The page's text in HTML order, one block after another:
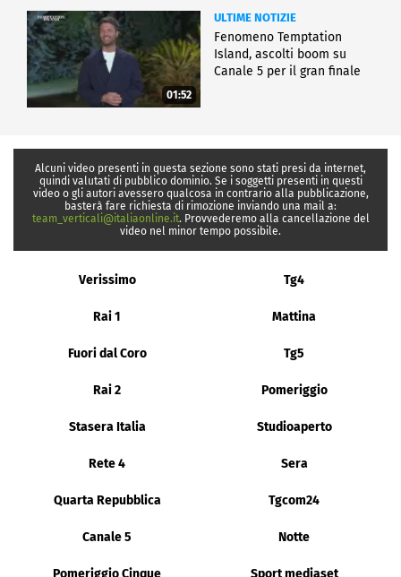
01:52
ULTIME NOTIZIE
Fenomeno Temptation
Island, ascolti boom su
Canale 5 per il gran finale
Alcuni video presenti in questa sezione sono stati presi da internet,
quindi valutati di pubblico dominio. Se i soggetti presenti in questi
video o gli autori avessero qualcosa in contrario alla pubblicazione,
basterà fare richiesta di rimozione inviando una mail a:
team_verticali@italiaonline.it. Provvederemo alla cancellazione del
video nel minor tempo possibile.
Verissimo Tg4
Rai 1 Mattina
Fuori dal Coro Tg5
Rai 2 Pomeriggio
Stasera Italia Studioaperto
Rete 4 Sera
Quarta Repubblica Tgcom24
Canale 5 Notte
Pomeriggio Cinque Sport mediaset